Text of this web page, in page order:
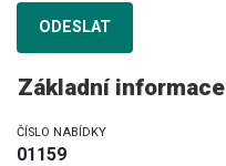
ODESLAT
Základní informace
ČÍSLO NABÍDKY
01159